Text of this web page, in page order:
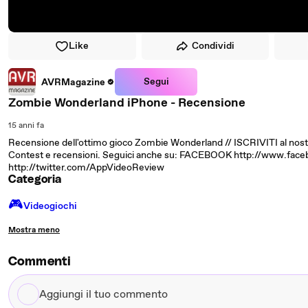
Like Condividi
AVRMagazine Segui
Zombie Wonderland iPhone - Recensione
15 anni fa
Recensione dell'ottimo gioco Zombie Wonderland // ISCRIVITI al
Contest e recensioni. Seguici anche su: FACEBOOK http://
http://twitter.com/AppVideoReview
Categoria
🎮️Videogiochi
Mostra meno
Commenti
Aggiungi